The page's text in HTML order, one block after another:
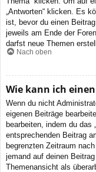
„Antworten“ klicken. Es
ist, bevor du einen
jeweils am Ende der
darfst neue Themen
Nach oben
Wie kann ich
Wenn du nicht
eigenen Beiträge
bearbeiten, indem du das
entsprechenden Beitrag
begrenzten Zeitraum
jemand auf deinen
Themenansicht als